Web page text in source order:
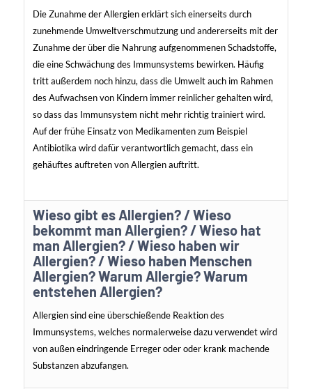
Die Zunahme der Allergien erklärt sich einerseits durch
zunehmende Umweltverschmutzung und andererseits mit der
Zunahme der über die Nahrung aufgenommenen Schadstoffe,
die eine Schwächung des Immunsystems bewirken. Häufig
tritt außerdem noch hinzu, dass die Umwelt auch im Rahmen
des Aufwachsen von Kindern immer reinlicher gehalten wird,
so dass das Immunsystem nicht mehr richtig trainiert wird.
Auf der frühe Einsatz von Medikamenten zum Beispiel
Antibiotika wird dafür verantwortlich gemacht, dass ein
gehäuftes auftreten von Allergien auftritt.
Wieso gibt es Allergien? / Wieso
bekommt man Allergien? / Wieso hat
man Allergien? / Wieso haben wir
Allergien? / Wieso haben Menschen
Allergien? Warum Allergie? Warum
entstehen Allergien?
Allergien sind eine überschießende Reaktion des
Immunsystems, welches normalerweise dazu verwendet wird
von außen eindringende Erreger oder oder krank machende
Substanzen abzufangen.